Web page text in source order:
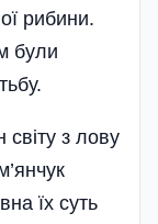
рибини.
були
з лову
їх суть